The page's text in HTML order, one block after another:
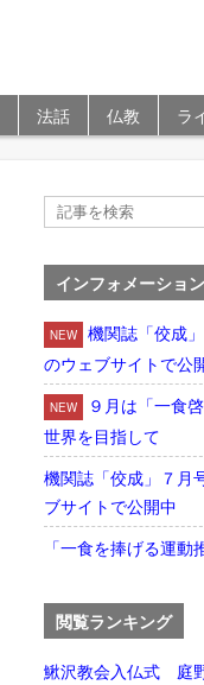
法話 仏教 ラ
インフォメーション
NEW
機関誌「佼成
のウェブサイトで公
NEW
９月は「一食
世界を目指して
機関誌「佼成」７月
ブサイトで公開中
「一食を捧げる運
閲覧ランキング
鰍沢教会入仏式 庭